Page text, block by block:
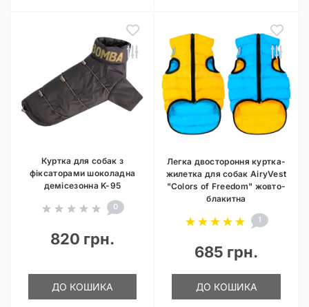
Куртка для собак з
фіксаторами шоколадна
демісезонна K-95
0
820 грн.
ДО КОШИКА
Легка двостороння куртка-
жилетка для собак AiryVest
"Colors of Freedom" жовто-
блакитна
1
685 грн.
ДО КОШИКА